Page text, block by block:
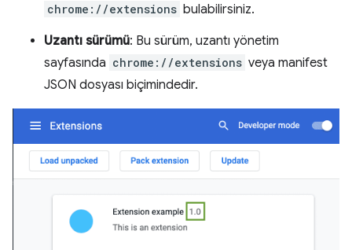
chrome://extensions bulabilirsiniz.
Uzantı sürümü: Bu sürüm, uzantı yönetim
sayfasında chrome://extensions veya manifest
JSON dosyası biçimindedir.